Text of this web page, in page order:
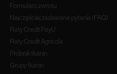
Formularz zwrotu
Najczęściej zadawane pytania (FAQ)
Raty Credit PayU
Raty Credit Agricole
Próbnik tkanin
Grupy tkanin